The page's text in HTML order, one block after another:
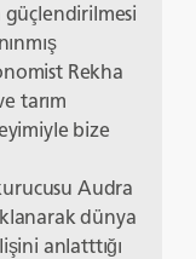
güçlendirilmesi
Rekha
tarım
bize
Audra
dünya
anlatttığı